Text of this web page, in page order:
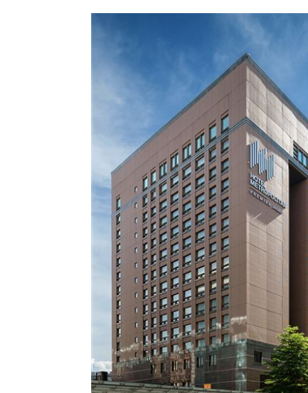
LIVE三立+24小時直播
三立iNEWS新聞台線上直播 18:00
理想混蛋號召粉絲跨海追星吃美食！